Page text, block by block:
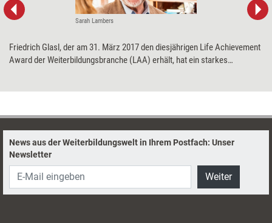
Sarah Lambers
Friedrich Glasl, der am 31. März 2017 den diesjährigen Life Achievement
Award der Weiterbildungsbranche (LAA) erhält, hat ein starkes
News aus der Weiterbildungswelt in Ihrem Postfach: Unser
Newsletter
Weiter